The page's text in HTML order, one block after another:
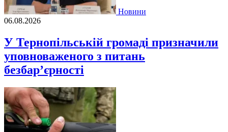
Новини
06.08.2026
У Тернопільській громаді призначили
уповноваженого з питань
безбар’єрності